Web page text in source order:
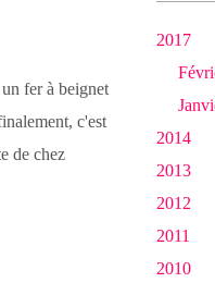
fer à beignet
c'est
de chez
2017
2014
2013
2012
2011
2010